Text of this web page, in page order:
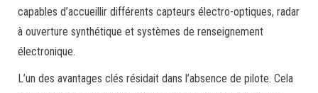
capables d’accueillir différents capteurs électro-optiques, radar
à ouverture synthétique et systèmes de renseignement
électronique.
L’un des avantages clés résidait dans l’absence de pilote. Cela